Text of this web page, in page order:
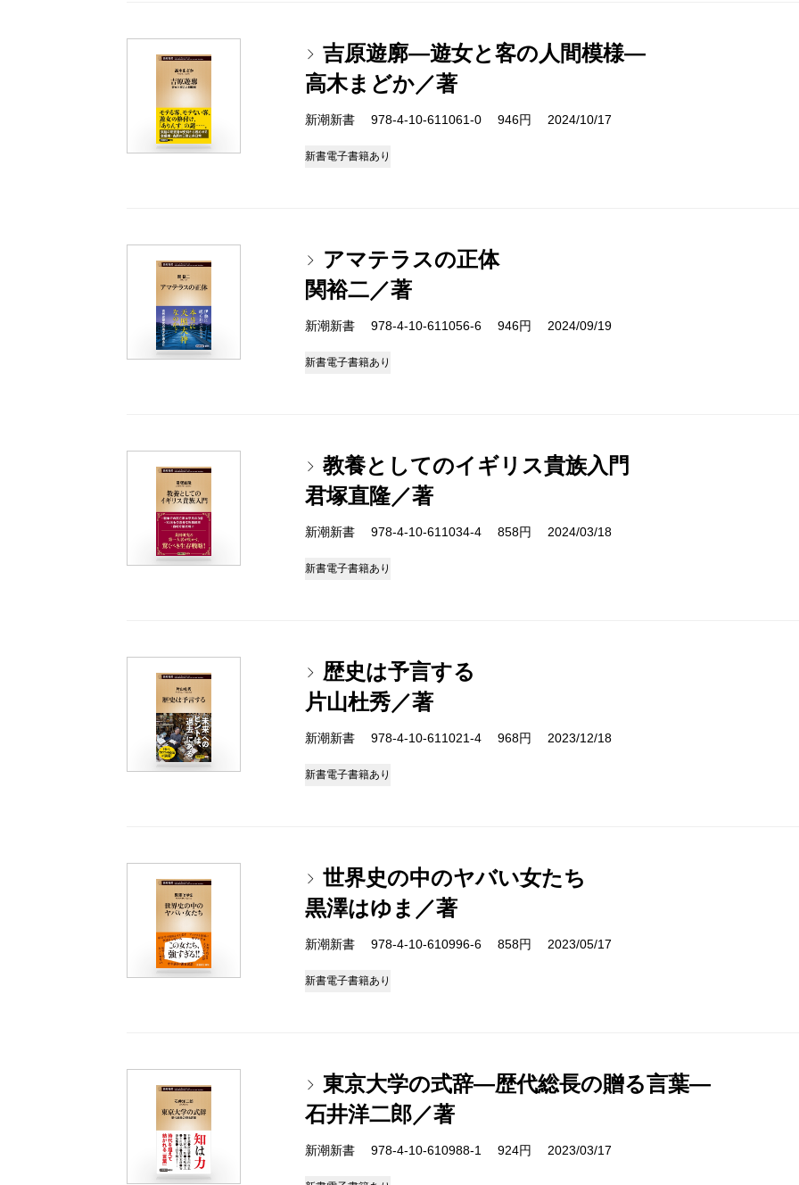
吉原遊廓―遊女と客の人間模様―
高木まどか／著
新潮新書 978-4-10-611061-0 946円 2024/10/17
新書電子書籍あり
アマテラスの正体
関裕二／著
新潮新書 978-4-10-611056-6 946円 2024/09/19
新書電子書籍あり
教養としてのイギリス貴族入門
君塚直隆／著
新潮新書 978-4-10-611034-4 858円 2024/03/18
新書電子書籍あり
歴史は予言する
片山杜秀／著
新潮新書 978-4-10-611021-4 968円 2023/12/18
新書電子書籍あり
世界史の中のヤバい女たち
黒澤はゆま／著
新潮新書 978-4-10-610996-6 858円 2023/05/17
新書電子書籍あり
東京大学の式辞―歴代総長の贈る言葉―
石井洋二郎／著
新潮新書 978-4-10-610988-1 924円 2023/03/17